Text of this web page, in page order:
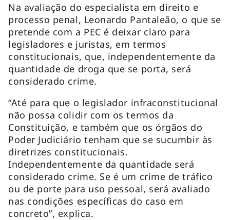
Na avaliação do especialista em direito e
processo penal, Leonardo Pantaleão, o que se
pretende com a PEC é deixar claro para
legisladores e juristas, em termos
constitucionais, que, independentemente da
quantidade de droga que se porta, será
considerado crime.
“Até para que o legislador infraconstitucional
não possa colidir com os termos da
Constituição, e também que os órgãos do
Poder Judiciário tenham que se sucumbir às
diretrizes constitucionais.
Independentemente da quantidade será
considerado crime. Se é um crime de tráfico
ou de porte para uso pessoal, será avaliado
nas condições específicas do caso em
concreto”, explica.